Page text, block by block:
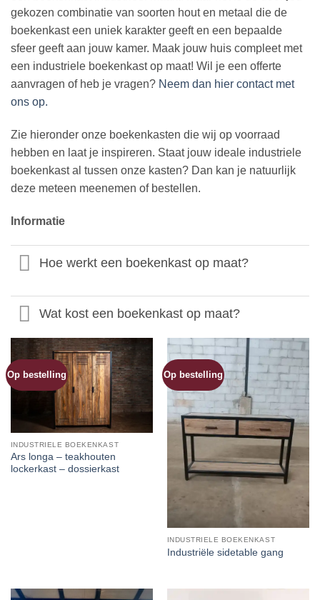
gekozen combinatie van soorten hout en metaal die de
boekenkast een uniek karakter geeft en een bepaalde
sfeer geeft aan jouw kamer. Maak jouw huis compleet met
een industriele boekenkast op maat! Wil je een offerte
aanvragen of heb je vragen? Neem dan hier contact met
ons op.
Zie hieronder onze boekenkasten die wij op voorraad
hebben en laat je inspireren. Staat jouw ideale industriele
boekenkast al tussen onze kasten? Dan kan je natuurlijk
deze meteen meenemen of bestellen.
Informatie
Hoe werkt een boekenkast op maat?
Wat kost een boekenkast op maat?
Op bestelling
INDUSTRIELE BOEKENKAST
Ars longa – teakhouten
lockerkast – dossierkast
Op bestelling
INDUSTRIELE BOEKENKAST
Industriële sidetable gang